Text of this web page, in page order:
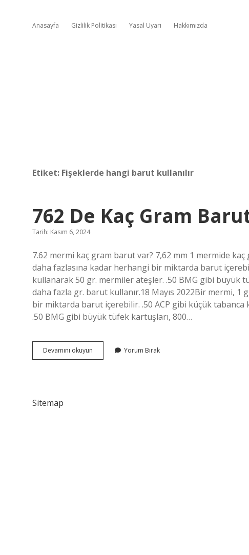
Anasayfa Gizlilik Politikası Yasal Uyarı Hakkımızda
Etiket: Fişeklerde hangi barut kullanılır
762 De Kaç Gram
Tarih: Kasım 6, 2024
7.62 mermi kaç gram barut var? 7,62 mm 1 mermide
daha fazlasına kadar herhangi bir miktarda barut
kullanarak 50 gr. mermiler ateşler. .50 BMG gibi büyük
daha fazla gr. barut kullanır.18 Mayıs 2022Bir mermi,
bir miktarda barut içerebilir. .50 ACP gibi küçük
.50 BMG gibi büyük tüfek kartuşları, 800…
Devamını okuyun
De
Yorum Bırak
Sitemap